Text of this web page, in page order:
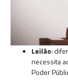
Leilão:
necessita
Poder